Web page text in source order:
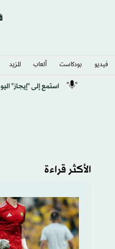
فيديو بودكاست ألعاب المزيد
استمع إلى "إيجاز"
الأكثر قراءة